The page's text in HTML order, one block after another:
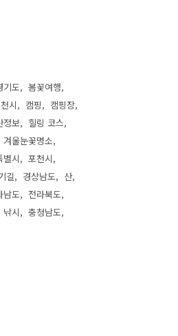
기도
봄꽃여행
시 캠핑
캠핑장
정보
힐링 코스
겨울눈꽃명소
별시
포천시
길 경상남도
산
남도
전라북도
낚시
충청남도